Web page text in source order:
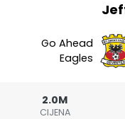
Go Ahead
Eagles
2.0M
CIJENA